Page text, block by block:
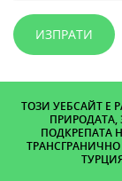
ИЗПРАТИ
ТОЗИ УЕБСАЙТ Е
ПРИРОДАТА,
ПОДКРЕПАТА
ТУРЦИЯ